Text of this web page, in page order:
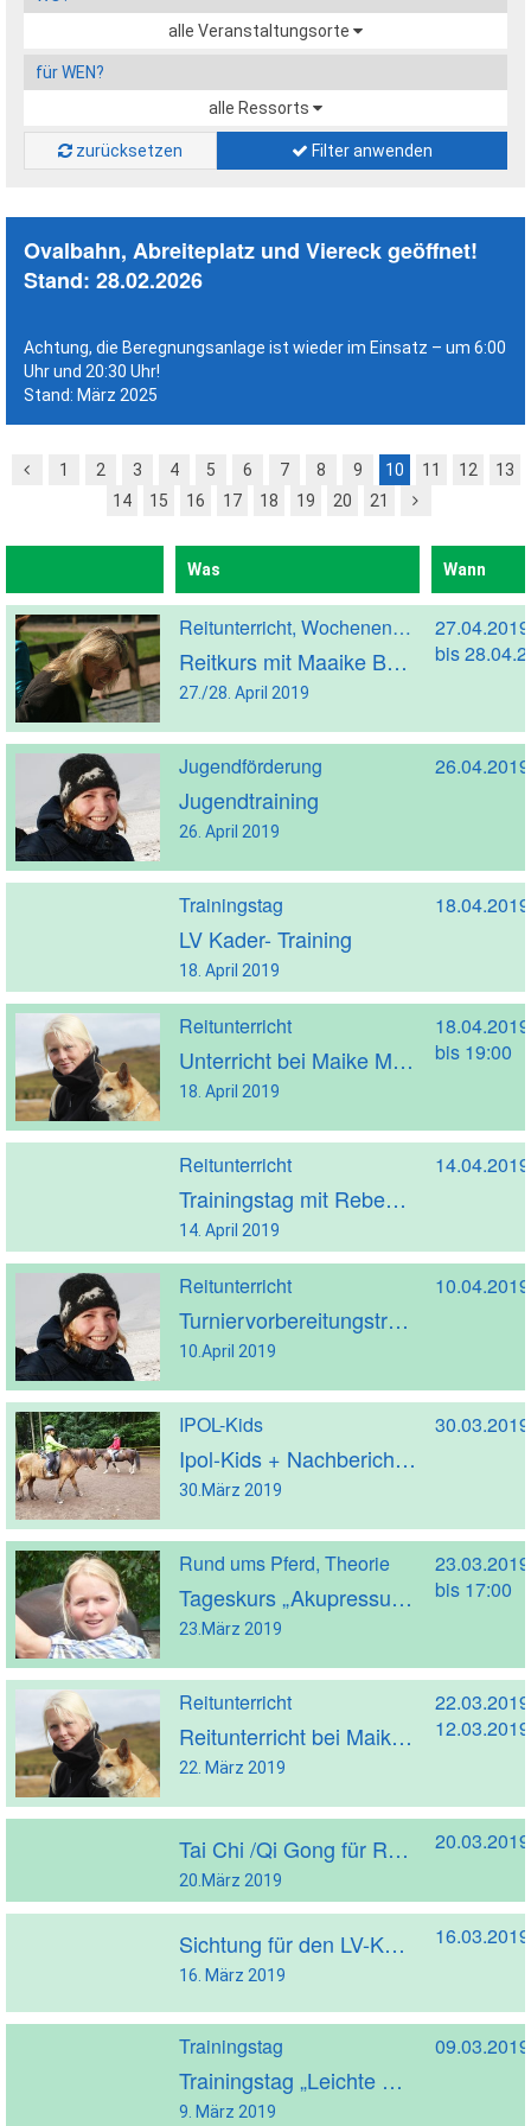
alle Veranstaltungsorte
für WEN?
alle Ressorts
zurücksetzen Filter anwenden
Ovalbahn, Abreiteplatz und Viereck geöffnet!
Stand: 28.02.2026
Achtung, die Beregnungsanlage ist wieder im Einsatz – um 6:00
Uhr und 20:30 Uhr!
Stand: März 2025
1 2 3 4 5 6 7 8 9 10 11 12
13
14
15 16 17 18 19 20 21
Was Wann
Reitunterricht, Wochenendreitkurs
Reitkurs mit Maaike Burggrafer
27./28. April 2019
bis
Jugendförderung
Jugendtraining
26. April 2019
Trainingstag
LV Kader- Training
18. April 2019
18.04.2019
Reitunterricht
Unterricht bei Maike Morbach
18. April 2019
bis 19:00
Reitunterricht
Trainingstag mit Rebekka Rückle
14. April 2019
14.04.2019
Reitunterricht
Turniervorbereitungstraining mit Sandra Lülf
10.April 2019
10.04.2019
IPOL-Kids
Ipol-Kids + Nachbericht + Fotos
30.März 2019
Rund ums Pferd, Theorie
Tageskurs „Akupressur und manuelle Techniken für das Pferd“ mit Cornelia Giacinto – FINDET NICHT STATT!
23.März 2019
bis 17:00
Reitunterricht
Reitunterricht bei Maike Morbach
22. März 2019
12.03.2019
Tai Chi /Qi Gong für Reiter
20.März 2019
Sichtung für den LV-Kader
16. März 2019
16.03.2019
Trainingstag
Trainingstag „Leichte Prüfungen“
9. März 2019